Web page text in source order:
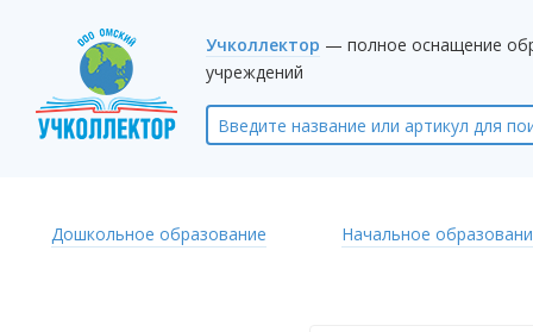
Учколлектор — полное оснащение
учреждений
Дошкольное образование Начальное